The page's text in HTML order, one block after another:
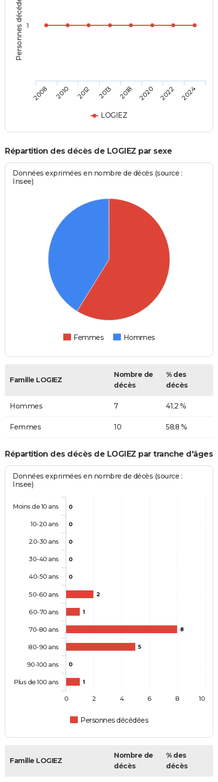
Personnes décédées
LOGIEZ
2008 2010 2012 2013 2018 2020 2022 2024
1
Répartition des décès de LOGIEZ par sexe
Données exprimées en nombre de décès (source :
Insee)
Femmes Hommes
Famille LOGIEZ
Nombre de
décès
% des
décès
Hommes 7 41,2 %
Femmes 10 58,8 %
Répartition des décès de LOGIEZ par tranche d'âges
Données exprimées en nombre de décès (source :
Insee)
0
0
0
0
0
2
1
8
5
0
1
Personnes décédées
Moins de 10 ans
10-20 ans
20-30 ans
30-40 ans
40-50 ans
50-60 ans
60-70 ans
70-80 ans
80-90 ans
90-100 ans
Plus de 100 ans
0 2 4 6 8 10
Famille LOGIEZ
Nombre de
décès
% des
décès